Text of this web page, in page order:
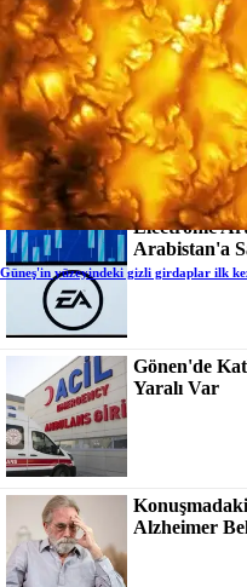
Uyurken
Electronic
Arabistan'a
Gönen'de
Yaralı Var
Alzheimer
Güneş'in yüzeyindeki gizli girdaplar ilk